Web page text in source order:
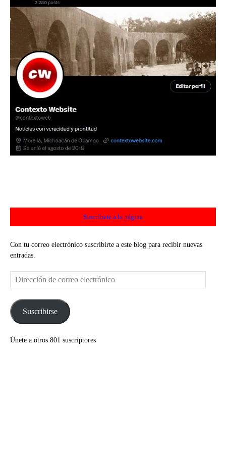
Suscríbete a la página
Con tu correo electrónico suscribirte a este blog para recibir nuevas
entradas.
Dirección
de
electrónicoSuscribirse
Únete a otros 801 suscriptores